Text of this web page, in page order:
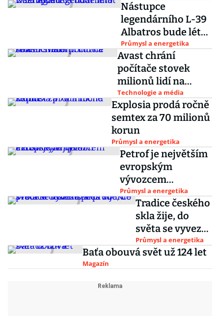
Nástupce
legendárního L-39
Albatros bude létat
v Senegalu
Průmysl a energetika
Avast chrání
počítače stovek
milionů lidí na
celém světě
Technologie a média
Explosia prodá ročně
semtex za 70 milionů
korun
Průmysl a energetika
Petrof je největším
evropským
vývozcem
akustických pian
Průmysl a energetika
Tradice českého
skla žije, do
světa se vyveze
přes 90 procent
tuzemské
produkce
Průmysl a energetika
Baťa obouvá svět už 124 let
Magazín